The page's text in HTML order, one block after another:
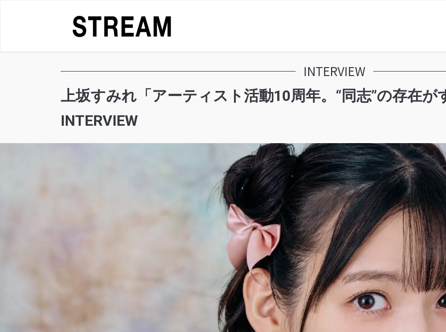
INTERVIEW
上坂すみれ「アーティスト活動10周年。“同志”の存在が
INTERVIEW